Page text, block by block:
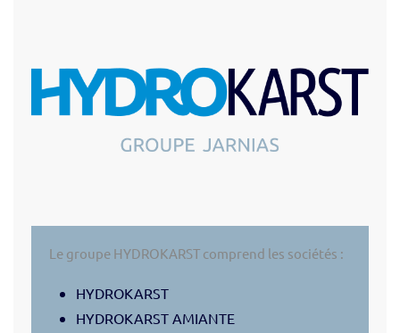
Le groupe HYDROKARST comprend les sociétés :
HYDROKARST
HYDROKARST AMIANTE